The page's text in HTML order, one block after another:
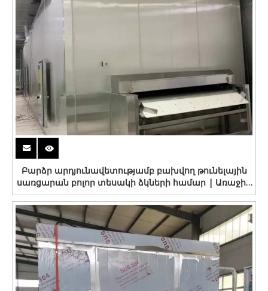
Բարձր արդյունավետությամբ բախվող թունելային
սառցարան բոլոր տեսակի ձկների համար | Առաջին
սառը շղթա